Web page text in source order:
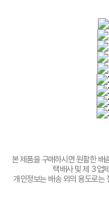
본 제품을 구매하시면 원활한 배
택배사 및 제 3업
개인정보는 배송 외의 용도로는